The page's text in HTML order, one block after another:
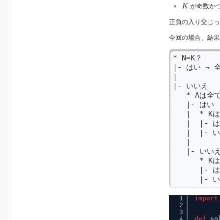
K
K が奇数か
正負の入り交じ
今回の場合、結
* N=K？
|- はい → 全
|
|- いいえ
* Aは全
   |- はい
|  * Kは
|  |- は
|  |- い
   |
|- いい
* Kは
|- は
|- い
1
2
3
import